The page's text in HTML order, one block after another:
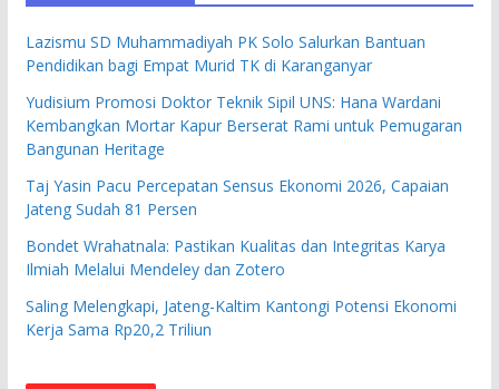
Lazismu SD Muhammadiyah PK Solo Salurkan Bantuan
Pendidikan bagi Empat Murid TK di Karanganyar
Yudisium Promosi Doktor Teknik Sipil UNS: Hana Wardani
Kembangkan Mortar Kapur Berserat Rami untuk Pemugaran
Bangunan Heritage
Taj Yasin Pacu Percepatan Sensus Ekonomi 2026, Capaian
Jateng Sudah 81 Persen
Bondet Wrahatnala: Pastikan Kualitas dan Integritas Karya
Ilmiah Melalui Mendeley dan Zotero
Saling Melengkapi, Jateng-Kaltim Kantongi Potensi Ekonomi
Kerja Sama Rp20,2 Triliun